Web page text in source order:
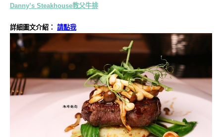
Danny’s Steakhouse教父牛排
詳細圖文介紹： 請點我